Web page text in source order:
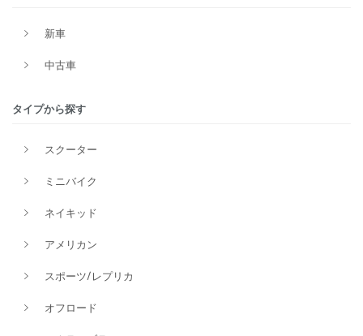
新車
中古車
タイプから探す
スクーター
ミニバイク
ネイキッド
アメリカン
スポーツ/レプリカ
オフロード
価格